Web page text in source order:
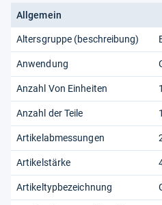
Allgemein
Altersgruppe (beschreibung)
Anwendung
Anzahl Von Einheiten
Anzahl der Teile 1
Artikelabmessungen
Artikelstärke
Artikeltypbezeichnung